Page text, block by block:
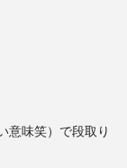
意味笑）で段取り